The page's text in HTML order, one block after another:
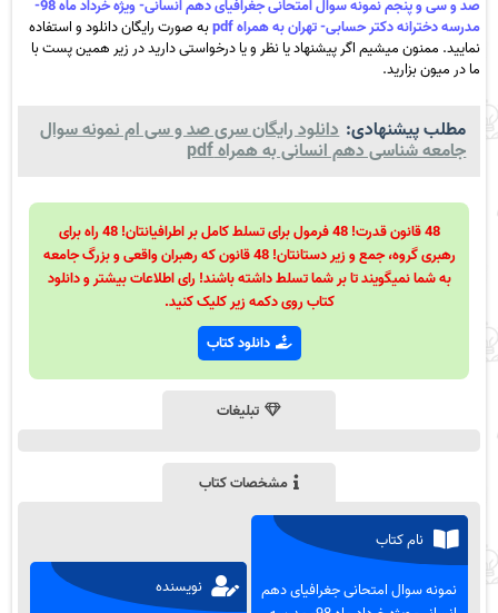
صد و سی و پنجم نمونه سوال امتحانی جغرافیای دهم انسانی- ویژه خرداد ماه 98-
مدرسه دخترانه دکتر حسابی- تهران به همراه pdf
به صورت رایگان دانلود و استفاده
نمایید. ممنون میشیم اگر پیشنهاد یا نظر و یا درخواستی دارید در زیر همین پست با
ما در میون بزارید.
مطلب پیشنهادی: دانلود رایگان سری صد و سی ام نمونه سوال
جامعه شناسی دهم انسانی به همراه pdf
48 قانون قدرت! 48 فرمول برای تسلط کامل بر اطرافیانتان! 48 راه برای
رهبری گروه، جمع و زیر دستانتان! 48 قانون که رهبران واقعی و بزرگ جامعه
به شما نمیگویند تا بر شما تسلط داشته باشند! رای اطلاعات بیشتر و دانلود
کتاب روی دکمه زیر کلیک کنید.
دانلود کتاب
تبلیغات
مشخصات کتاب
نام کتاب
نمونه سوال امتحانی جغرافیای دهم
نویسنده